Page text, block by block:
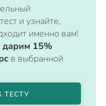
и узнайте,
именно вам!
дарим 15%
в выбранной
ТЕСТУ